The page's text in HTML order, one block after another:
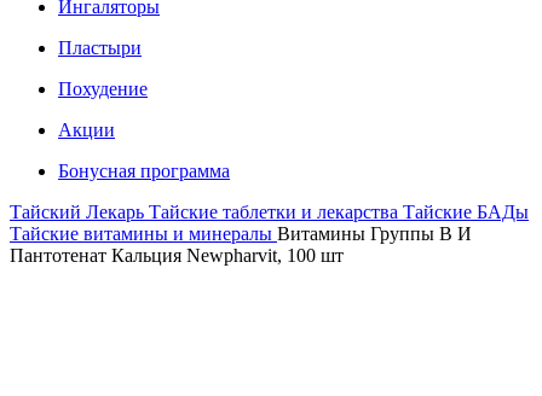
Ингаляторы
Пластыри
Похудение
Акции
Бонусная программа
Тайский Лекарь Тайские таблетки и лекарства Тайские БАДы
Тайские витамины и минералы Витамины Группы B И
Пантотенат Кальция Newpharvit, 100 шт